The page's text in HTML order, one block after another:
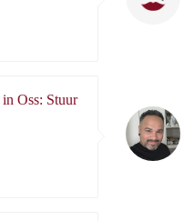
in Oss: Stuur